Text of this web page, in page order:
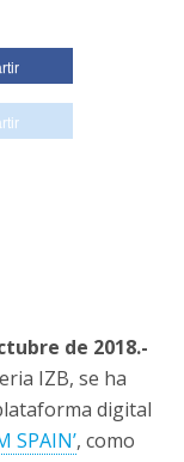
de 2018.-
IZB, se ha
digital
SPAIN’, como